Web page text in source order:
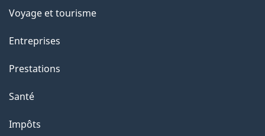
t
t
a
Voyage et tourisme
Entreprises
Prestations
Santé
Impôts